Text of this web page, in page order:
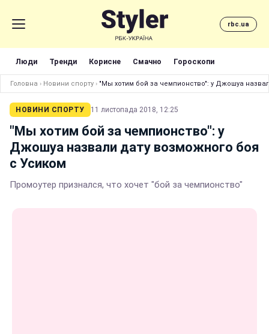
rbc.ua
Люди Тренди Корисне Смачно Гороскопи
Головна › Новини спорту › "Мы хотим бой за чемпионство": у Джошуа
НОВИНИ СПОРТУ 11 листопада 2018, 12:25
"Мы хотим бой за чемпионство": у
Джошуа назвали дату возможного боя
с Усиком
Промоутер признался, что хочет "бой за чемпионство"